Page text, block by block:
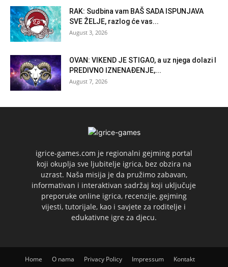
RAK: Sudbina vam BAŠ SADA ISPUNJAVA
SVE ŽELJE, razlog će vas...
August 3, 2026
OVAN: VIKEND JE STIGAO, a uz njega dolazi I
PREDIVNO IZNENAĐENJE,...
August 7, 2026
igrice-games.com je regionalni gejming portal
koji okuplja sve ljubitelje igrica, bez obzira na
uzrast. Naša misija je da pružimo zabavan,
informativan i interaktivan sadržaj koji uključuje
preporuke online igrica, recenzije, gejming
vijesti, tutorijale, kao i savjete za roditelje i
edukativne igre za djecu.
Home O nama Privacy Policy Impressum
Kontakt